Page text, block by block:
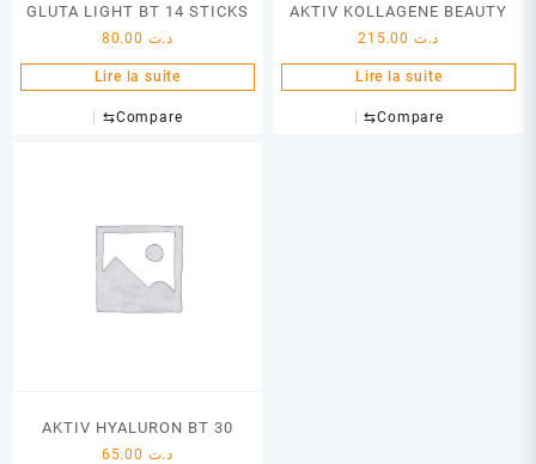
GLUTA LIGHT BT 14 STICKS
د.ت
Lire la suite
⇆Compare
AKTIV KOLLAGENE BEAUTY
د.ت
Lire la suite
⇆Compare
AKTIV HYALURON BT 30
د.ت